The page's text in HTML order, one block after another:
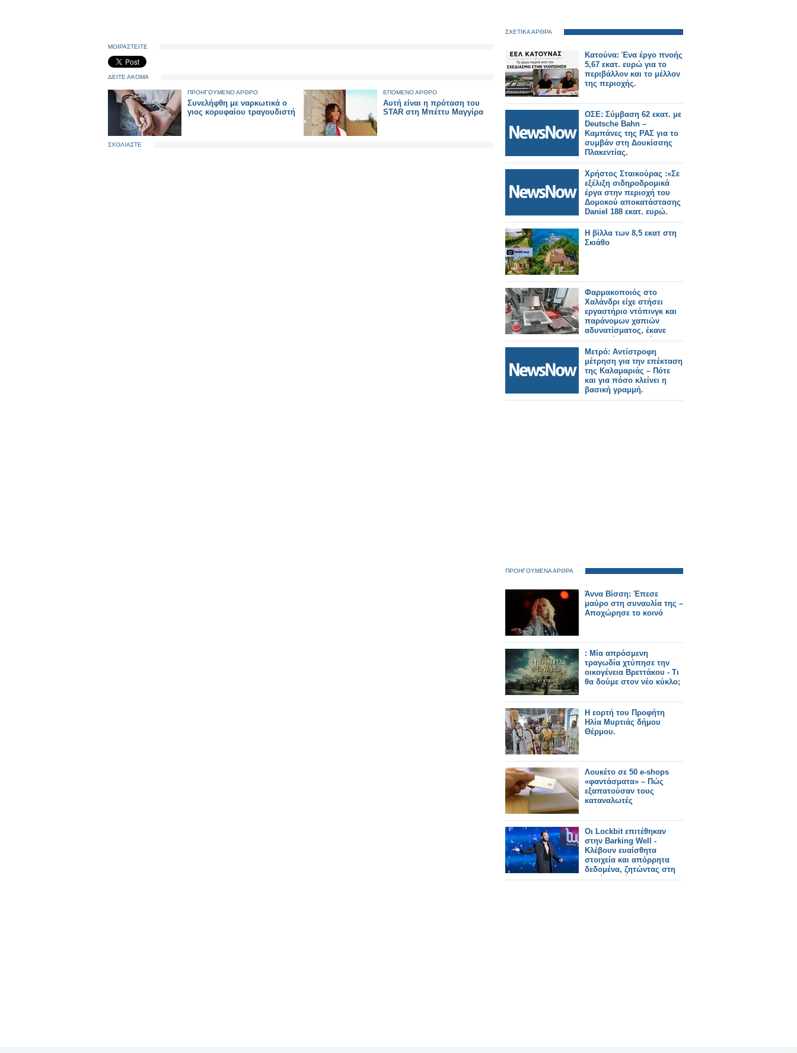
ΜΟΙΡΑΣΤΕΙΤΕ
ΔΕΙΤΕ ΑΚΟΜΑ
ΠΡΟΗΓΟΥΜΕΝΟ ΑΡΘΡΟ
Συνελήφθη με ναρκωτικά ο
γιος κορυφαίου τραγουδιστή
ΕΠΟΜΕΝΟ ΑΡΘΡΟ
Αυτή είναι η πρόταση του
STAR στη Μπέττυ Μαγγίρα
ΣΧΟΛΙΑΣΤΕ
ΣΧΕΤΙΚΑ ΑΡΘΡΑ
Κατούνα: Ένα έργο πνοής
5,67 εκατ. ευρώ για το
περιβάλλον και το μέλλον
της περιοχής.
ΟΣΕ: Σύμβαση 62 εκατ. με
Deutsche Bahn –
Καμπάνες της ΡΑΣ για το
συμβάν στη Δουκίσσης
Πλακεντίας.
Χρήστος Σταικούρας :«Σε
εξέλιξη σιδηροδρομικά
έργα στην περιοχή του
Δομοκού αποκατάστασης
Daniel 188 εκατ. ευρώ.
Η βίλλα των 8,5 εκατ στη
Σκιάθο
Φαρμακοποιός στο
Χαλάνδρι είχε στήσει
εργαστήριο ντόπινγκ και
παράνομων χαπιών
αδυνατίσματος, έκανε
εξαγωγές σε 90 χώρες με
τζίρο 1 εκατ. ευρώ
Μετρό: Αντίστροφη
μέτρηση για την επέκταση
της Καλαμαριάς – Πότε
και για πόσο κλείνει η
βασική γραμμή.
ΠΡΟΗΓΟΥΜΕΝΑ ΑΡΘΡΑ
Άννα Βίσση: Έπεσε
μαύρο στη συναυλία της –
Αποχώρησε το κοινό
: Μία απρόσμενη
τραγωδία χτύπησε την
οικογένεια Βρεττάκου - Τι
θα δούμε στον νέο κύκλο;
Η εορτή του Προφήτη
Ηλία Μυρτιάς δήμου
Θέρμου.
Λουκέτο σε 50 e-shops
«φαντάσματα» – Πώς
εξαπατούσαν τους
καταναλωτές
Οι Lockbit επιτέθηκαν
στην Barking Well -
Κλέβουν ευαίσθητα
στοιχεία και απόρρητα
δεδομένα, ζητώντας στη
συνέχεια λύτρα.